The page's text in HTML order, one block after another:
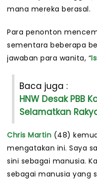
mana mereka berasal.
Para penonton
sementara beberapa
jawaban para wanita, “
Baca juga :
HNW Desak PBB
Selamatkan
Chris Martin (48)
mengatakan ini. Saya
sini sebagai manusia.
sebagai manusia yang